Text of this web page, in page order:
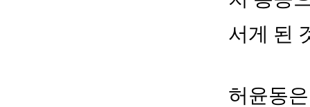
서게 된
허윤동